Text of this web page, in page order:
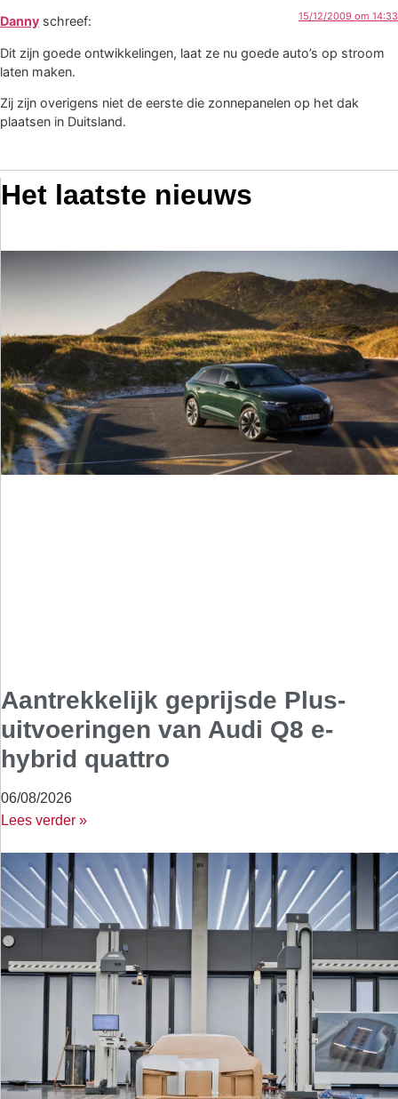
Danny schreef: 15/12/2009 om 14:33
Dit zijn goede ontwikkelingen, laat ze nu goede auto’s op stroom
laten maken.
Zij zijn overigens niet de eerste die zonnepanelen op het dak
plaatsen in Duitsland.
Het laatste nieuws
Aantrekkelijk geprijsde Plus-
uitvoeringen van Audi Q8 e-
hybrid quattro
06/08/2026
Lees verder »